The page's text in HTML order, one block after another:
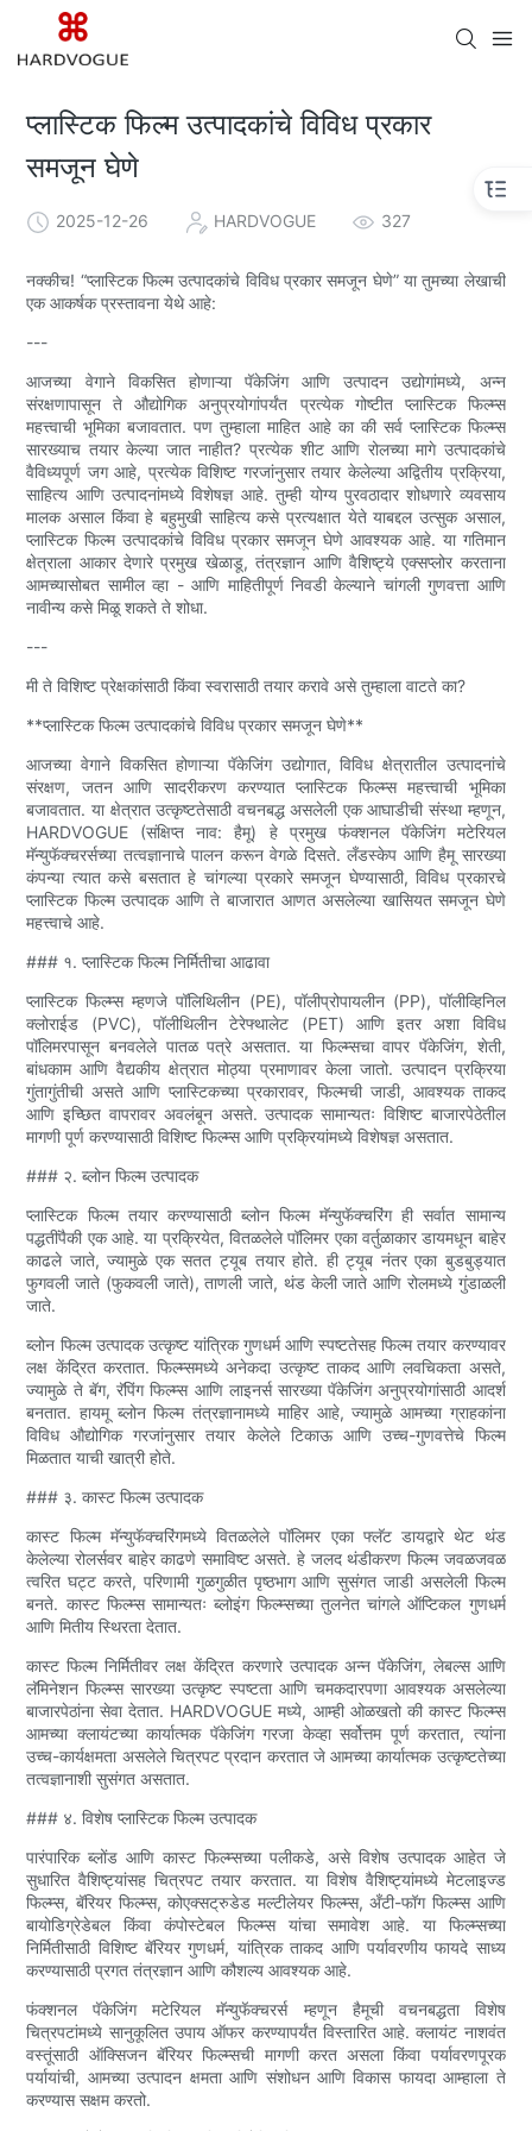
प्लास्टिक फिल्म उत्पादकांचे विविध प्रकार
समजून घेणे
2025-12-26 HARDVOGUE 327
नक्कीच! “प्लास्टिक फिल्म उत्पादकांचे विविध प्रकार समजून घेणे” या तुमच्या लेखाची
एक आकर्षक प्रस्तावना येथे आहे:
---
आजच्या वेगाने विकसित होणाऱ्या पॅकेजिंग आणि उत्पादन उद्योगांमध्ये, अन्न
संरक्षणापासून ते औद्योगिक अनुप्रयोगांपर्यंत प्रत्येक गोष्टीत प्लास्टिक फिल्म्स
महत्त्वाची भूमिका बजावतात. पण तुम्हाला माहित आहे का की सर्व प्लास्टिक फिल्म्स
सारख्याच तयार केल्या जात नाहीत? प्रत्येक शीट आणि रोलच्या मागे उत्पादकांचे
वैविध्यपूर्ण जग आहे, प्रत्येक विशिष्ट गरजांनुसार तयार केलेल्या अद्वितीय प्रक्रिया,
साहित्य आणि उत्पादनांमध्ये विशेषज्ञ आहे. तुम्ही योग्य पुरवठादार शोधणारे व्यवसाय
मालक असाल किंवा हे बहुमुखी साहित्य कसे प्रत्यक्षात येते याबद्दल उत्सुक असाल,
प्लास्टिक फिल्म उत्पादकांचे विविध प्रकार समजून घेणे आवश्यक आहे. या गतिमान
क्षेत्राला आकार देणारे प्रमुख खेळाडू, तंत्रज्ञान आणि वैशिष्ट्ये एक्सप्लोर करताना
आमच्यासोबत सामील व्हा - आणि माहितीपूर्ण निवडी केल्याने चांगली गुणवत्ता आणि
नावीन्य कसे मिळू शकते ते शोधा.
---
मी ते विशिष्ट प्रेक्षकांसाठी किंवा स्वरासाठी तयार करावे असे तुम्हाला वाटते का?
**प्लास्टिक फिल्म उत्पादकांचे विविध प्रकार समजून घेणे**
आजच्या वेगाने विकसित होणाऱ्या पॅकेजिंग उद्योगात, विविध क्षेत्रातील उत्पादनांचे
संरक्षण, जतन आणि सादरीकरण करण्यात प्लास्टिक फिल्म्स महत्त्वाची भूमिका
बजावतात. या क्षेत्रात उत्कृष्टतेसाठी वचनबद्ध असलेली एक आघाडीची संस्था म्हणून,
HARDVOGUE (संक्षिप्त नाव: हैमू) हे प्रमुख फंक्शनल पॅकेजिंग मटेरियल
मॅन्युफॅक्चरर्सच्या तत्वज्ञानाचे पालन करून वेगळे दिसते. लँडस्केप आणि हैमू सारख्या
कंपन्या त्यात कसे बसतात हे चांगल्या प्रकारे समजून घेण्यासाठी, विविध प्रकारचे
प्लास्टिक फिल्म उत्पादक आणि ते बाजारात आणत असलेल्या खासियत समजून घेणे
महत्त्वाचे आहे.
### १. प्लास्टिक फिल्म निर्मितीचा आढावा
प्लास्टिक फिल्म्स म्हणजे पॉलिथिलीन (PE), पॉलीप्रोपायलीन (PP), पॉलीव्हिनिल
क्लोराईड (PVC), पॉलीथिलीन टेरेफ्थालेट (PET) आणि इतर अशा विविध
पॉलिमरपासून बनवलेले पातळ पत्रे असतात. या फिल्म्सचा वापर पॅकेजिंग, शेती,
बांधकाम आणि वैद्यकीय क्षेत्रात मोठ्या प्रमाणावर केला जातो. उत्पादन प्रक्रिया
गुंतागुंतीची असते आणि प्लास्टिकच्या प्रकारावर, फिल्मची जाडी, आवश्यक ताकद
आणि इच्छित वापरावर अवलंबून असते. उत्पादक सामान्यतः विशिष्ट बाजारपेठेतील
मागणी पूर्ण करण्यासाठी विशिष्ट फिल्म्स आणि प्रक्रियांमध्ये विशेषज्ञ असतात.
### २. ब्लोन फिल्म उत्पादक
प्लास्टिक फिल्म तयार करण्यासाठी ब्लोन फिल्म मॅन्युफॅक्चरिंग ही सर्वात सामान्य
पद्धतींपैकी एक आहे. या प्रक्रियेत, वितळलेले पॉलिमर एका वर्तुळाकार डायमधून बाहेर
काढले जाते, ज्यामुळे एक सतत ट्यूब तयार होते. ही ट्यूब नंतर एका बुडबुड्यात
फुगवली जाते (फुकवली जाते), ताणली जाते, थंड केली जाते आणि रोलमध्ये गुंडाळली
जाते.
ब्लोन फिल्म उत्पादक उत्कृष्ट यांत्रिक गुणधर्म आणि स्पष्टतेसह फिल्म तयार करण्यावर
लक्ष केंद्रित करतात. फिल्म्समध्ये अनेकदा उत्कृष्ट ताकद आणि लवचिकता असते,
ज्यामुळे ते बॅग, रॅपिंग फिल्म्स आणि लाइनर्स सारख्या पॅकेजिंग अनुप्रयोगांसाठी आदर्श
बनतात. हायमू ब्लोन फिल्म तंत्रज्ञानामध्ये माहिर आहे, ज्यामुळे आमच्या ग्राहकांना
विविध औद्योगिक गरजांनुसार तयार केलेले टिकाऊ आणि उच्च-गुणवत्तेचे फिल्म
मिळतात याची खात्री होते.
### ३. कास्ट फिल्म उत्पादक
कास्ट फिल्म मॅन्युफॅक्चरिंगमध्ये वितळलेले पॉलिमर एका फ्लॅट डायद्वारे थेट थंड
केलेल्या रोलर्सवर बाहेर काढणे समाविष्ट असते. हे जलद थंडीकरण फिल्म जवळजवळ
त्वरित घट्ट करते, परिणामी गुळगुळीत पृष्ठभाग आणि सुसंगत जाडी असलेली फिल्म
बनते. कास्ट फिल्म्स सामान्यतः ब्लोइंग फिल्म्सच्या तुलनेत चांगले ऑप्टिकल गुणधर्म
आणि मितीय स्थिरता देतात.
कास्ट फिल्म निर्मितीवर लक्ष केंद्रित करणारे उत्पादक अन्न पॅकेजिंग, लेबल्स आणि
लॅमिनेशन फिल्म्स सारख्या उत्कृष्ट स्पष्टता आणि चमकदारपणा आवश्यक असलेल्या
बाजारपेठांना सेवा देतात. HARDVOGUE मध्ये, आम्ही ओळखतो की कास्ट फिल्म्स
आमच्या क्लायंटच्या कार्यात्मक पॅकेजिंग गरजा केव्हा सर्वोत्तम पूर्ण करतात, त्यांना
उच्च-कार्यक्षमता असलेले चित्रपट प्रदान करतात जे आमच्या कार्यात्मक उत्कृष्टतेच्या
तत्वज्ञानाशी सुसंगत असतात.
### ४. विशेष प्लास्टिक फिल्म उत्पादक
पारंपारिक ब्लोंड आणि कास्ट फिल्म्सच्या पलीकडे, असे विशेष उत्पादक आहेत जे
सुधारित वैशिष्ट्यांसह चित्रपट तयार करतात. या विशेष वैशिष्ट्यांमध्ये मेटलाइज्ड
फिल्म्स, बॅरियर फिल्म्स, कोएक्सट्रुडेड मल्टीलेयर फिल्म्स, अँटी-फॉग फिल्म्स आणि
बायोडिग्रेडेबल किंवा कंपोस्टेबल फिल्म्स यांचा समावेश आहे. या फिल्म्सच्या
निर्मितीसाठी विशिष्ट बॅरियर गुणधर्म, यांत्रिक ताकद आणि पर्यावरणीय फायदे साध्य
करण्यासाठी प्रगत तंत्रज्ञान आणि कौशल्य आवश्यक आहे.
फंक्शनल पॅकेजिंग मटेरियल मॅन्युफॅक्चरर्स म्हणून हैमूची वचनबद्धता विशेष
चित्रपटांमध्ये सानुकूलित उपाय ऑफर करण्यापर्यंत विस्तारित आहे. क्लायंट नाशवंत
वस्तूंसाठी ऑक्सिजन बॅरियर फिल्म्सची मागणी करत असला किंवा पर्यावरणपूरक
पर्यायांची, आमच्या उत्पादन क्षमता आणि संशोधन आणि विकास फायदा आम्हाला ते
करण्यास सक्षम करतो.